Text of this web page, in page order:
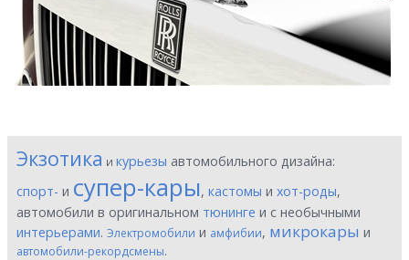
Экзотика и курьезы автомобильного дизайна:
спорт- и супер-кары, кастомы и хот-роды,
автомобили в оригинальном тюнинге и с необычными
интерьерами. Электромобили и амфибии, микрокары и
автомобили-рекордсмены.